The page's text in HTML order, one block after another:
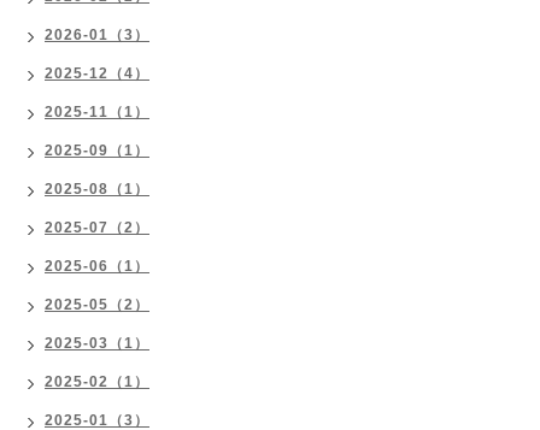
2026-01（3）
2025-12（4）
2025-11（1）
2025-09（1）
2025-08（1）
2025-07（2）
2025-06（1）
2025-05（2）
2025-03（1）
2025-02（1）
2025-01（3）